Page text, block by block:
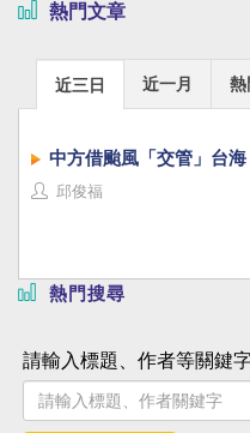
熱門文章
近三日 近一月 熱
中方借颱風「交管」台
邱俊福
熱門搜尋
請輸入標題、作者等關鍵